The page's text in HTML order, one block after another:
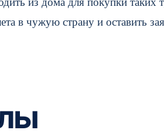
в чужую страну и оставить